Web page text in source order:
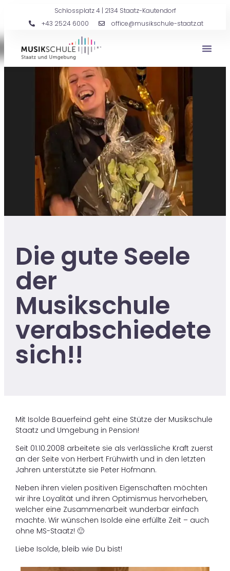
Schlossplatz 4 | 2134 Staatz-Kautendorf
+43 2524 6000
office@musikschule-staatz.at
Die gute Seele
der
Musikschule
verabschiedete
sich!!
Mit Isolde Bauerfeind geht eine Stütze der Musikschule
Staatz und Umgebung in Pension!
Seit 01.10.2008 arbeitete sie als verlässliche Kraft zuerst
an der Seite von Herbert Frühwirth und in den letzten
Jahren unterstützte sie Peter Hofmann.
Neben ihren vielen positiven Eigenschaften möchten
wir ihre Loyalität und ihren Optimismus hervorheben,
welcher eine Zusammenarbeit wunderbar einfach
machte. Wir wünschen Isolde eine erfüllte Zeit – auch
ohne MS-Staatz! 🙂
Liebe Isolde, bleib wie Du bist!